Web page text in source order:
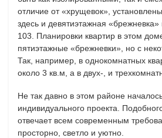
отличие от «хрущевок»,
здесь и девятиэтажная «брежневка»
103. Планировки квартир в этом
пятиэтажные «брежневки», но с
Так, например, в однокомнатных
около 3 кв.м, а в двух-, и
Не так давно в этом районе
индивидуального проекта.
отвечает всем современным
просторно, светло и уютно.